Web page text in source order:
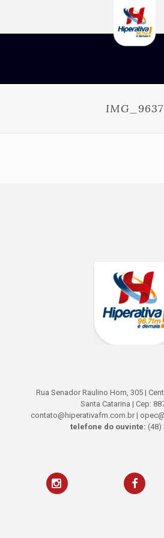
IMG_9637
Rua Senador Raulino Horn, 305 |
Santa Catarina | Cep:
contato@hiperativafm.com.br |
telefone do ouvinte: (48)